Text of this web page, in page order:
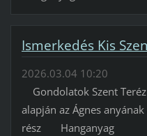
Ismerkedés Kis
2026.03.04 10:20
Gondolatok Szent
alapján az Ágnes
rész Hanganyag